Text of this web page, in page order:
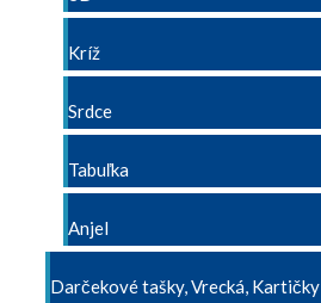
Kríž
Srdce
Tabuľka
Anjel
Darčekové tašky, Vrecká, Kartičky